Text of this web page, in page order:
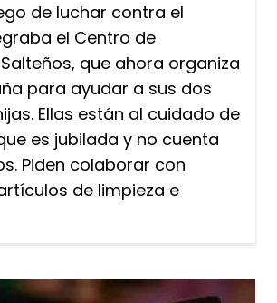
de luchar contra el
el Centro de
que ahora organiza
para ayudar a sus dos
Ellas están al cuidado de
es jubilada y no cuenta
Piden colaborar con
de limpieza e